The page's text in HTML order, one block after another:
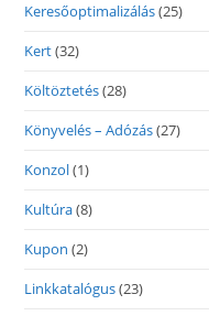
Keresőoptimalizálás(25)
Kert(32)
Költöztetés(28)
Könyvelés – Adózás(27)
Konzol(1)
Kultúra(8)
Kupon (2)
Linkkatalógus(23)